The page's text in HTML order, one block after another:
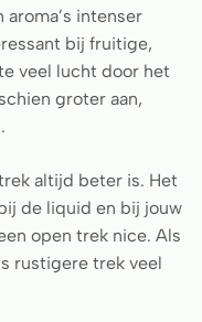
intenser
bij fruitige,
veel lucht door het
groter aan,
altijd beter is. Het
de liquid en bij jouw
open trek nice. Als
rustigere trek veel